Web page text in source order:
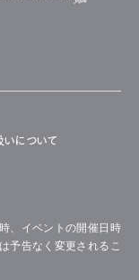
について
、イベントの開催日時
予告なく変更されるこ